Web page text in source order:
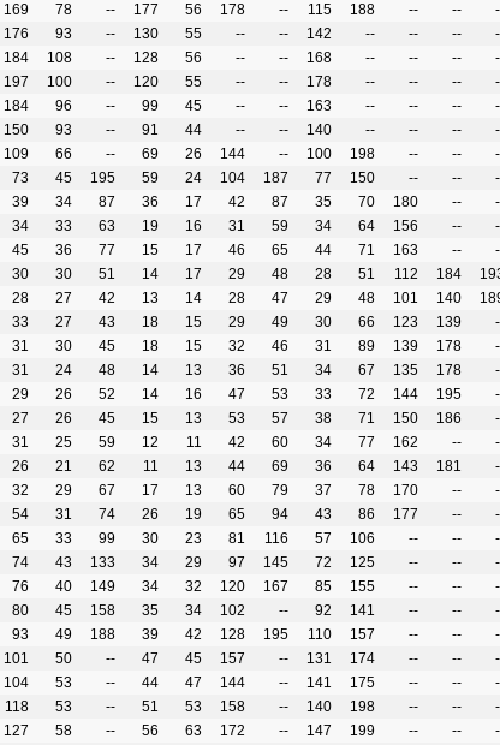
169 78 -- 177 56 178 -- 115 188 -- --
176 93 -- 130 55 -- -- 142 -- -- --
184 108 -- 128 56 -- -- 168 -- -- --
197 100 -- 120 55 -- -- 178 -- -- --
184 96 -- 99 45 -- -- 163 -- -- --
150 93 -- 91 44 -- -- 140 -- -- --
109 66 -- 69 26 144 -- 100 198 -- --
73 45 195 59 24 104 187 77 150 -- --
39 34 87 36 17 42 87 35 70 180 --
34 33 63 19 16 31 59 34 64 156 --
45 36 77 15 17 46 65 44 71 163 --
30 30 51 14 17 29 48 28 51 112 184
28 27 42 13 14 28 47 29 48 101 140
33 27 43 18 15 29 49 30 66 123 139
31 30 45 18 15 32 46 31 89 139 178
31 24 48 14 13 36 51 34 67 135 178
29 26 52 14 16 47 53 33 72 144 195
27 26 45 15 13 53 57 38 71 150 186
31 25 59 12 11 42 60 34 77 162 --
26 21 62 11 13 44 69 36 64 143 181
32 29 67 17 13 60 79 37 78 170 --
54 31 74 26 19 65 94 43 86 177 --
65 33 99 30 23 81 116 57 106 -- --
74 43 133 34 29 97 145 72 125 -- --
76 40 149 34 32 120 167 85 155 -- --
80 45 158 35 34 102 -- 92 141 -- --
93 49 188 39 42 128 195 110 157 -- --
101 50 -- 47 45 157 -- 131 174 -- --
104 53 -- 44 47 144 -- 141 175 -- --
118 53 -- 51 53 158 -- 140 198 -- --
127 58 -- 56 63 172 -- 147 199 -- --